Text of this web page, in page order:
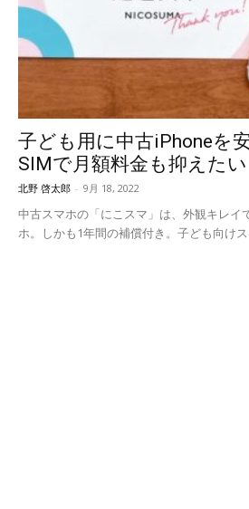
子ども用に中古iPhoneを
SIMで月額料金も抑えたい
北野 啓太郎 - 9月 18, 2022
中古スマホの「にこスマ」は、外観キレイ
ホ。しかも1年間の補償付き。子ども向けス